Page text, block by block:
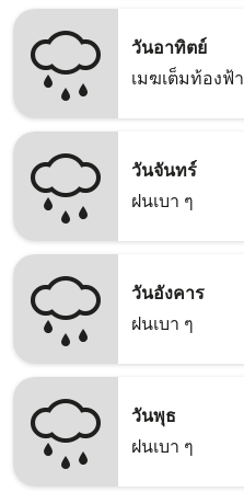
วันอาทิตย์
เมฆเต็มท้องฟ้า
วันจันทร์
ฝนเบา ๆ
วันอังคาร
ฝนเบา ๆ
วันพุธ
ฝนเบา ๆ